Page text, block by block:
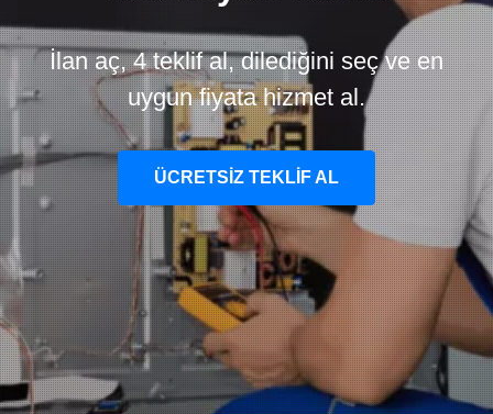
İlan aç, 4 teklif al, dilediğini seç ve en
uygun fiyata hizmet al.
ÜCRETSİZ TEKLİF AL